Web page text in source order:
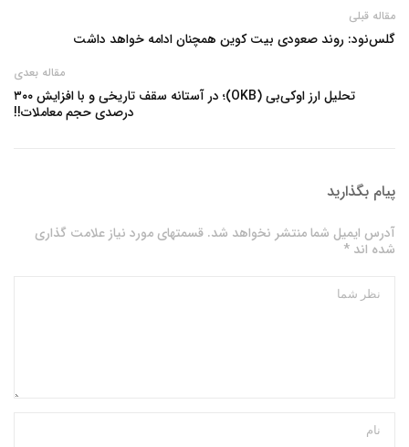
مقاله قبلی
گلس‌نود: روند صعودی بیت کوین همچنان ادامه خواهد داشت
مقاله بعدی
تحلیل ارز اوکی‌بی (OKB)؛ در آستانه سقف تاریخی و با افزایش ۳۰۰
درصدی حجم معاملات!!
پیام بگذارید
آدرس ایمیل شما منتشر نخواهد شد. قسمتهای مورد نیاز علامت گذاری
شده اند *